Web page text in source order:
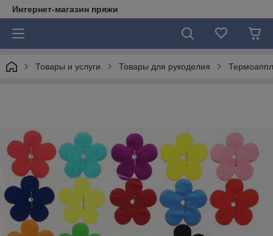
Интернет-магазин пряжи
Товары и услуги Товары для рукоделия